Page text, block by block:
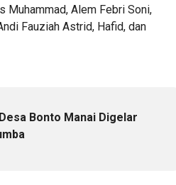
Muhammad, Alem Febri Soni,
Fauziah Astrid, Hafid, dan
Bonto Manai Digelar